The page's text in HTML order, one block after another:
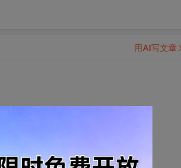
用AI写文章